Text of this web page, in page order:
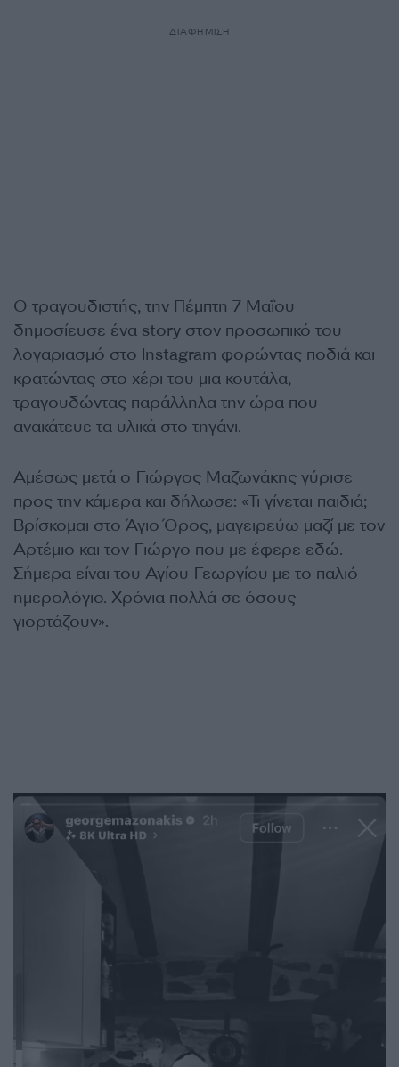
ΔΙΑΦΗΜΙΣΗ
Ο τραγουδιστής, την Πέμπτη 7 Μαΐου
δημοσίευσε ένα story στον προσωπικό του
λογαριασμό στο Instagram φορώντας ποδιά και
κρατώντας στο χέρι του μια κουτάλα,
τραγουδώντας παράλληλα την ώρα που
ανακάτευε τα υλικά στο τηγάνι.
Αμέσως μετά ο Γιώργος Μαζωνάκης γύρισε
προς την κάμερα και δήλωσε: «Τι γίνεται παιδιά;
Βρίσκομαι στο Άγιο Όρος, μαγειρεύω μαζί με τον
Αρτέμιο και τον Γιώργο που με έφερε εδώ.
Σήμερα είναι του Αγίου Γεωργίου με το παλιό
ημερολόγιο. Χρόνια πολλά σε όσους
γιορτάζουν».